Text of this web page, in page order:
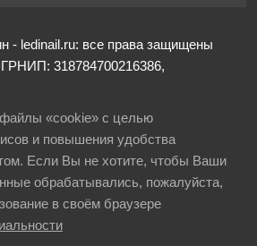
- ledinail.ru: все права защищены
318784700216386,
файлы «cookie» с целью
и повышения удобства
Если Вы не хотите, чтобы Ваши
обрабатывались, пожалуйста,
в своём браузере